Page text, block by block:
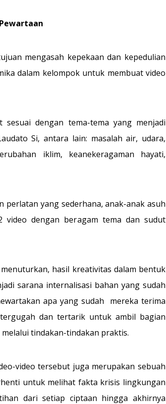
mengasah kepekaan dan kepedulian
dalam kelompok untuk membuat video
dengan tema-tema yang menjadi
Si, antara lain: masalah air, udara,
iklim, keanekeragaman hayati,
yang sederhana, anak-anak asuh
video dengan beragam tema dan sudut
hasil kreativitas dalam bentuk
sarana internalisasi bahan yang sudah
apa yang sudah mereka terima
dan tertarik untuk ambil bagian
tindakan-tindakan praktis.
video tersebut juga merupakan sebuah
untuk melihat fakta krisis lingkungan
dari setiap ciptaan hingga akhirnya